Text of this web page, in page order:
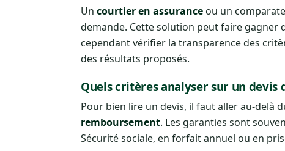
Un courtier en assurance ou un
demande. Cette solution peut faire gagner
cependant vérifier la transparence des
des résultats proposés.
Quels critères analyser sur un devis
Pour bien lire un devis, il faut aller au-delà
remboursement. Les garanties sont
Sécurité sociale, en forfait annuel ou en